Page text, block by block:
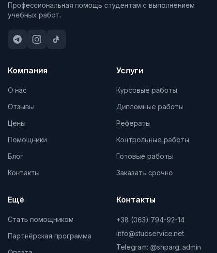
Профессиональная помощь студентам с выполнением
учебных работ.
Компания
О нас
Отзывы
Цены
Помощники
Блог
Контакты
Услуги
Курсовые работы
Дипломные работы
Рефераты
Контрольные работы
Готовые работы
Заказать срочно
Ещё
Стать помощником
Партнёрская программа
Контакты
+38 (063) 794-92-14
info@studservice.net
Telegram: @shparg_admin